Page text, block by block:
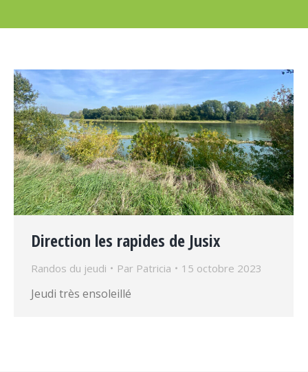
Direction les rapides de Jusix
Randos du jeudi Par Patricia 15 octobre 2023
Jeudi très ensoleillé